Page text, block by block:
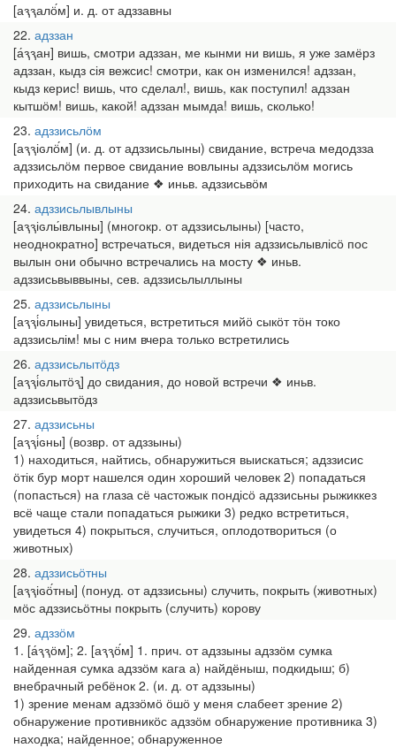
[аԇԇалӧ́м] и. д. от адззавны
22 адззан
[а́ԇԇан] вишь, смотри адззан, ме кынми ни вишь, я уже замёрз
адззан, кыдз сія вежсис! смотри, как он изменился! адззан,
кыдз керис! вишь, что сделал!, вишь, как поступил! адззан
кытшӧм! вишь, какой! адззан мымда! вишь, сколько!
23 адззисьлӧм
[аԇԇіԍлӧ́м] (и. д. от адззисьлыны) свидание, встреча медодзза
адззисьлӧм первое свидание вовлыны адззисьлӧм могись
приходить на свидание ❖ иньв. адззисьвӧм
24 адззисьлывлыны
[аԇԇіԍлы́влыны] (многокр. от адззисьлыны) [часто,
неоднократно] встречаться, видеться нія адззисьлывлісӧ пос
вылын они обычно встречались на мосту ❖ иньв.
адззисьвыввыны, сев. адззисьлыллыны
25 адззисьлыны
[аԇԇі́ԍлыны] увидеться, встретиться мийӧ сыкӧт тӧн токо
адззисьлім! мы с ним вчера только встретились
26 адззисьлытӧдз
[аԇԇі́ԍлытӧԇ] до свидания, до новой встречи ❖ иньв.
адззисьвытӧдз
27 адззисьны
[аԇԇі́ԍны] (возвр. от адззыны)
1) находиться, найтись, обнаружиться выискаться; адззисис
ӧтік бур морт нашелся один хороший человек 2) попадаться
(попасться) на глаза сё частожык пондісӧ адззисьны рыжиккез
всё чаще стали попадаться рыжики 3) редко встретиться,
увидеться 4) покрыться, случиться, оплодотвориться (о
животных)
28 адззисьӧтны
[аԇԇіԍӧ́тны] (понуд. от адззисьны) случить, покрыть (животных)
мӧс адззисьӧтны покрыть (случить) корову
29 адззӧм
1. [а́ԇԇӧм]; 2. [аԇԇӧ́м] 1. прич. от адззыны адззӧм сумка
найденная сумка адззӧм кага а) найдёныш, подкидыш; б)
внебрачный ребёнок 2. (и. д. от адззыны)
1) зрение менам адззӧмӧ ӧшӧ у меня слабеет зрение 2)
обнаружение противникӧс адззӧм обнаружение противника 3)
находка; найденное; обнаруженное